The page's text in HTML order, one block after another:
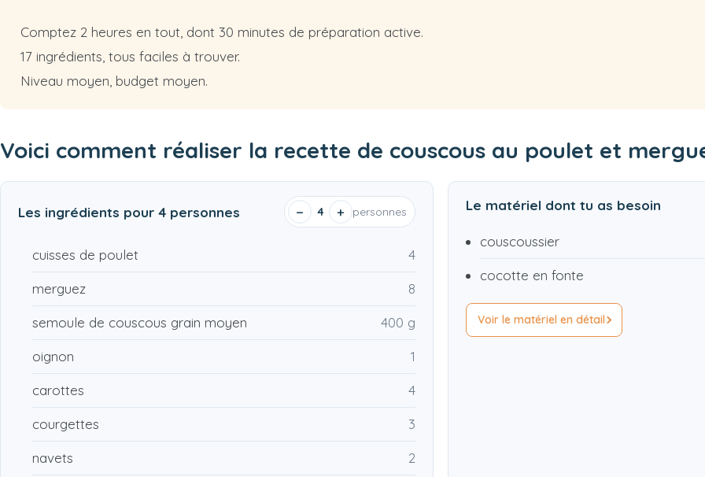
Comptez 2 heures en tout, dont 30 minutes de préparation active.
17 ingrédients, tous faciles à trouver.
Niveau moyen, budget moyen.
Voici comment réaliser la recette de couscous au poulet et
Les ingrédients pour 4 personnes − 4 + personnes
cuisses de poulet 4
merguez 8
semoule de couscous grain moyen 400 g
oignon 1
carottes 4
courgettes 3
navets 2
Le matériel dont tu as besoin
couscoussier
cocotte en fonte
Voir le matériel en détail